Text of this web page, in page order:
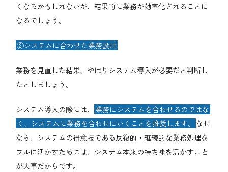
くなるかもしれないが、結果的に業務が効率化されることに
なるでしょう。
②システムに合わせた業務設計
業務を見直した結果、やはりシステム導入が必要だと判断し
たとしましょう。
システム導入の際には、
業務にシステムを合わせるのではな
く、システムに業務を合わせにいくことを推奨します。 なぜ
なら、システムの得意技である反復的・継続的な業務処理を
フルに活かすためには、システム本来の持ち味を活かすこと
が大事だからです。